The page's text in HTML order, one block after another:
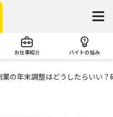
お仕事紹介 バイトの悩み
業の年末調整はどうしたらいい